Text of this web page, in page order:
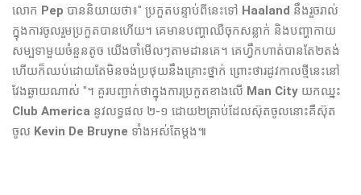
លោក​ Pep បាន​និយាយ​ថា​៖" ប្រកួត​បន្ទាប់​ពី​នេះ​ទៅ​ Haaland នឹង​រួច​រាល់​
ក្នុង​ការ​ចូល​រួម​ប្រកួត​បាន​ហើយ​។ គេ​មាន​បញ្ហា​ឈឺ​ចុក​សន្លាក់​ និង​បញ្ហា​កាយ​
សម្បទា​មួយ​ចំនួន​តូច​ យើង​ចាំ​មើលៗ​តាម​ដាន​គេ​។ គេ​ហ្វឹកហាត់​បាន​តែ​២តង់​
ហើយ​ក៏​ឈប់​ដោយ​តែ​មិន​ចង់​ប្រថុយ​នឹង​គ្រោះ​ថ្នាក់​ ព្រោះ​ថា​រដូវកាល​ថ្មី​នេះ​នៅ​
វែង​ឆ្ងាយ​ណាស់​ "។ គួរបញ្ជាក់ថាក្នុង​ការ​ប្រកួត​ខាង​លើ​ Man City យក​ឈ្នះ​
Club America នូវ​លទ្ធផល​ ២-១ ដោយ​២គ្រាប់​ដែល​ស៊ុត​ចូល​នោះ​គឺ​ស៊ុត​
ចូល​ Kevin De Bruyne ទាំង​អស់​តែ​ម្ដង​៕